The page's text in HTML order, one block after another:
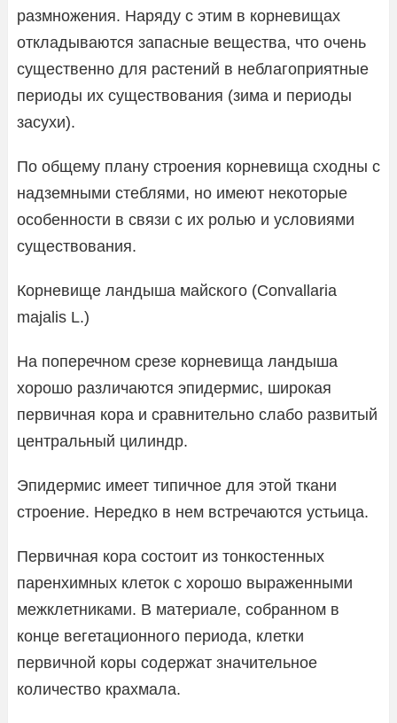
размножения. Наряду с этим в корневищах
откладываются запасные вещества, что очень
существенно для растений в неблагоприятные
периоды их существования (зима и периоды
засухи).
По общему плану строения корневища сходны с
надземными стеблями, но имеют некоторые
особенности в связи с их ролью и условиями
существования.
Корневище ландыша майского (Convallaria
majalis L.)
На поперечном срезе корневища ландыша
хорошо различаются эпидермис, широкая
первичная кора и сравнительно слабо развитый
центральный цилиндр.
Эпидермис имеет типичное для этой ткани
строение. Нередко в нем встречаются устьица.
Первичная кора состоит из тонкостенных
паренхимных клеток с хорошо выраженными
межклетниками. В материале, собранном в
конце вегетационного периода, клетки
первичной коры содержат значительное
количество крахмала.